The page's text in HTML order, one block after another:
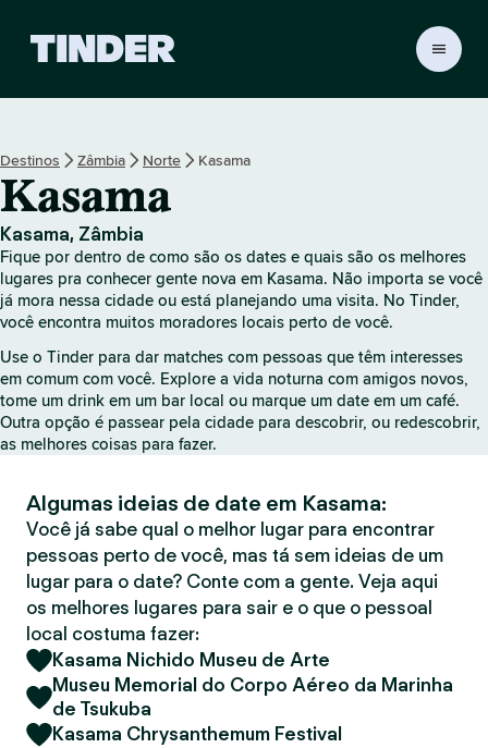
a
c
i
a
l
o
T
i
n
r
Destinos Zâmbia Norte Kasama
Kasama
Kasama, Zâmbia
Fique por dentro de como são os dates e quais são os melhores
lugares pra conhecer gente nova em Kasama. Não importa se você
já mora nessa cidade ou está planejando uma visita. No Tinder,
você encontra muitos moradores locais perto de você.
Use o Tinder para dar matches com pessoas que têm interesses
em comum com você. Explore a vida noturna com amigos novos,
tome um drink em um bar local ou marque um date em um café.
Outra opção é passear pela cidade para descobrir, ou redescobrir,
as melhores coisas para fazer.
Algumas ideias de date em Kasama:
Você já sabe qual o melhor lugar para encontrar
pessoas perto de você, mas tá sem ideias de um
lugar para o date? Conte com a gente. Veja aqui
os melhores lugares para sair e o que o pessoal
local costuma fazer:
Kasama Nichido Museu de Arte
Museu Memorial do Corpo Aéreo da Marinha
de Tsukuba
Kasama Chrysanthemum Festival